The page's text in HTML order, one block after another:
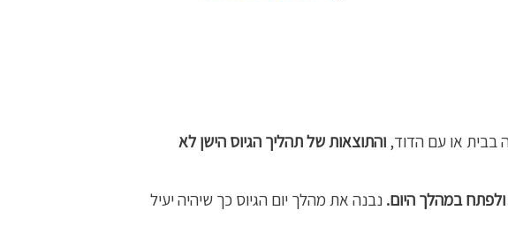
בבית או עם הדוד, והתוצאות של תהליך הגיוס הישן לא
במהלך היום. נבנה את מהלך יום הגיוס כך שיהיה יעיל